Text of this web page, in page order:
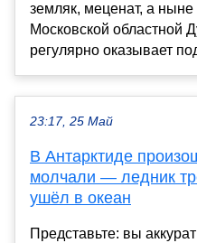
земляк, меценат, а ныне
Московской областной
регулярно оказывает
23:17, 25 Май
В Антарктиде
молчали — ледник
ушёл в океан
Представьте: вы